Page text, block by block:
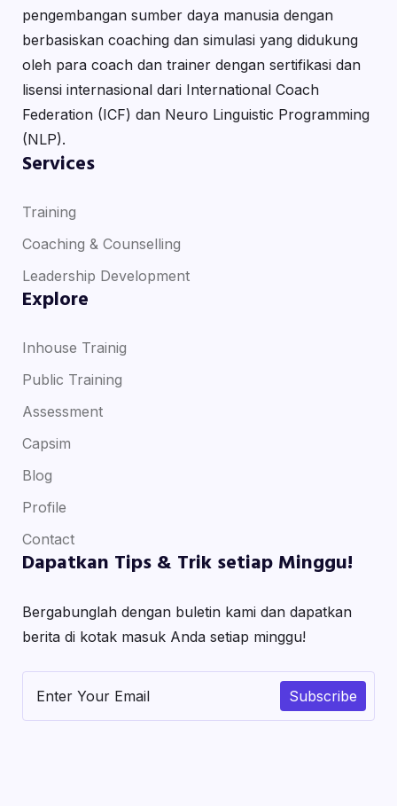
pengembangan sumber daya manusia dengan
berbasiskan coaching dan simulasi yang didukung
oleh para coach dan trainer dengan sertifikasi dan
lisensi internasional dari International Coach
Federation (ICF) dan Neuro Linguistic Programming
(NLP).
Services
Training
Coaching & Counselling
Leadership Development
Explore
Inhouse Trainig
Public Training
Assessment
Capsim
Blog
Profile
Contact
Dapatkan Tips & Trik setiap Minggu!
Bergabunglah dengan buletin kami dan dapatkan
berita di kotak masuk Anda setiap minggu!
Subscribe